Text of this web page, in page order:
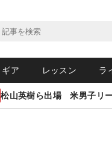
ギア レッスン ラ
松山英樹ら出場 米男子リ